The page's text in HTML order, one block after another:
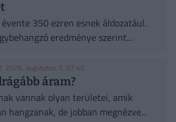
350 ezren esnek áldozatául.
eredménye szerint...
| 2026. augusztus 7. 07:45
áram?
vannak olyan területei, amik
hangzanak, de jobban megnézve...